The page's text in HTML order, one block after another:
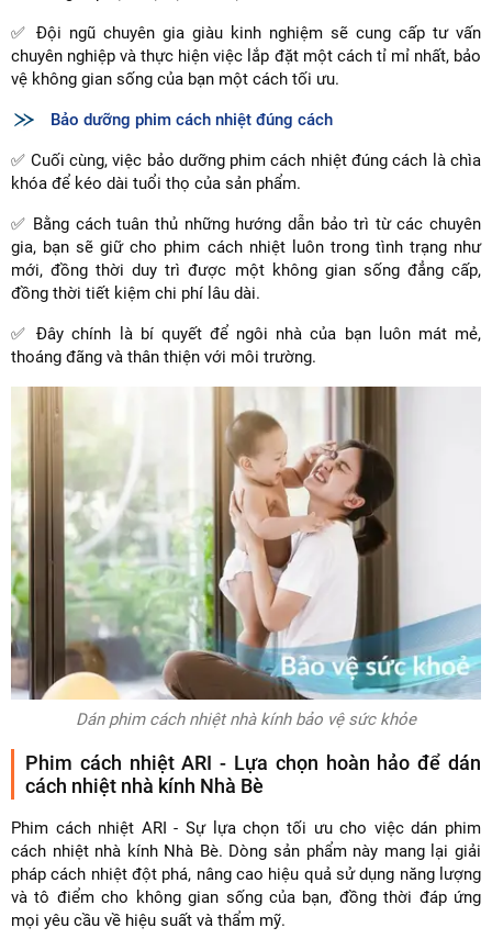
✅ Đội ngũ chuyên gia giàu kinh nghiệm sẽ cung cấp tư vấn
chuyên nghiệp và thực hiện việc lắp đặt một cách tỉ mỉ nhất, bảo
vệ không gian sống của bạn một cách tối ưu.
Bảo dưỡng phim cách nhiệt đúng cách
✅ Cuối cùng, việc bảo dưỡng phim cách nhiệt đúng cách là chìa
khóa để kéo dài tuổi thọ của sản phẩm.
✅ Bằng cách tuân thủ những hướng dẫn bảo trì từ các chuyên
gia, bạn sẽ giữ cho phim cách nhiệt luôn trong tình trạng như
mới, đồng thời duy trì được một không gian sống đẳng cấp,
đồng thời tiết kiệm chi phí lâu dài.
✅ Đây chính là bí quyết để ngôi nhà của bạn luôn mát mẻ,
thoáng đãng và thân thiện với môi trường.
Dán phim cách nhiệt nhà kính bảo vệ sức khỏe
Phim cách nhiệt ARI - Lựa chọn hoàn hảo để dán
cách nhiệt nhà kính Nhà Bè
Phim cách nhiệt ARI - Sự lựa chọn tối ưu cho việc dán phim
cách nhiệt nhà kính Nhà Bè. Dòng sản phẩm này mang lại giải
pháp cách nhiệt đột phá, nâng cao hiệu quả sử dụng năng lượng
và tô điểm cho không gian sống của bạn, đồng thời đáp ứng
mọi yêu cầu về hiệu suất và thẩm mỹ.